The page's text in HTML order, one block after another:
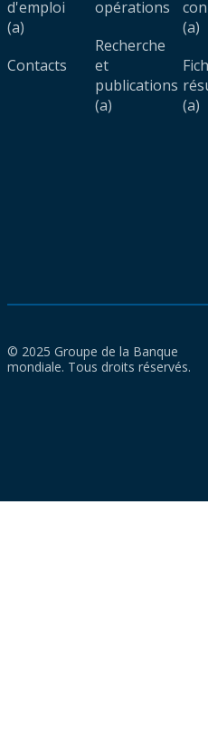
d'emploi
(a)
Contacts
opérations
Recherche
et
publications
(a)
(a)
(a)
© 2025 Groupe de la Banque
mondiale. Tous droits réservés.